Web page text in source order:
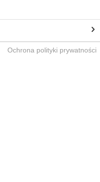
Ochrona polityki prywatności